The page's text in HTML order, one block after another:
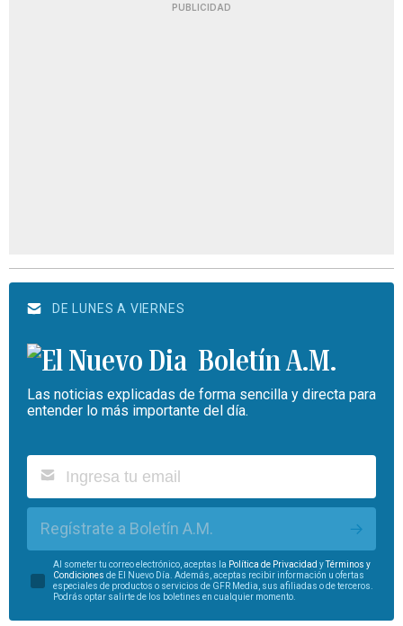
PUBLICIDAD
DE LUNES A VIERNES
Boletín A.M.
Las noticias explicadas de forma sencilla y directa para
entender lo más importante del día.
Regístrate a Boletín A.M.
Al someter tu correo electrónico, aceptas la Política de Privacidad yTérminos y
Condiciones de El Nuevo Día. Además, aceptas recibir información u ofertas
especiales de productos o servicios de GFR Media, sus afiliadas o de terceros.
Podrás optar salirte de los boletines en cualquier momento.